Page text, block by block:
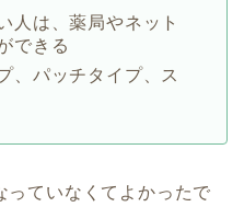
人は、薬局やネット
できる
、パッチタイプ、ス
っていなくてよかったで